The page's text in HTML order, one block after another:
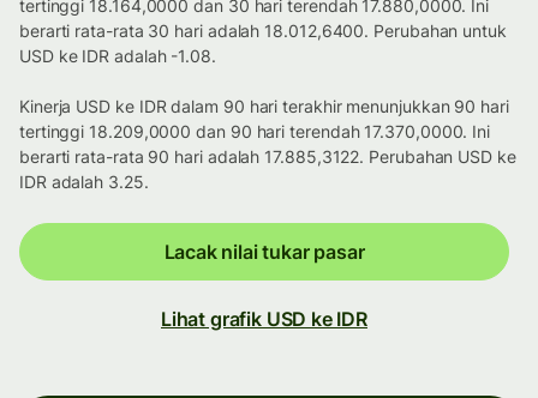
tertinggi 18.164,0000 dan 30 hari terendah 17.880,0000. Ini
berarti rata-rata 30 hari adalah 18.012,6400. Perubahan untuk
USD ke IDR adalah -1.08.
Kinerja USD ke IDR dalam 90 hari terakhir menunjukkan 90 hari
tertinggi 18.209,0000 dan 90 hari terendah 17.370,0000. Ini
berarti rata-rata 90 hari adalah 17.885,3122. Perubahan USD ke
IDR adalah 3.25.
Lacak nilai tukar pasar
Lihat grafik USD ke IDR